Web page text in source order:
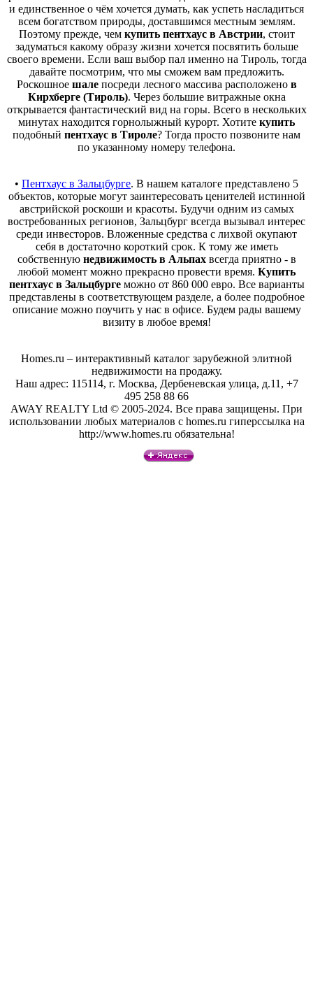
и единственное о чём хочется думать, как успеть насладиться
всем богатством природы, доставшимся местным землям.
Поэтому прежде, чем купить пентхаус в Австрии, стоит
задуматься какому образу жизни хочется посвятить больше
своего времени. Если ваш выбор пал именно на Тироль, тогда
давайте посмотрим, что мы сможем вам предложить.
Роскошное шалепосреди лесного массива расположено в
Кирхберге (Тироль). Через большие витражные окна
открывается фантастический вид на горы. Всего в нескольких
минутах находится горнолыжный курорт. Хотите купить
подобный пентхаус в Тироле? Тогда просто позвоните нам
по указанному номеру телефона.
• Пентхаус в Зальцбурге. В нашем каталоге представлено 5
объектов, которые могут заинтересовать ценителей истинной
австрийской роскоши и красоты. Будучи одним из самых
востребованных регионов, Зальцбург всегда вызывал интерес
среди инвесторов. Вложенные средства с лихвой окупают
себя в достаточно короткий срок. К тому же иметь
собственную недвижимость в Альпахвсегда приятно - в
любой момент можно прекрасно провести время. Купить
пентхаус в Зальцбургеможно от 860 000 евро. Все варианты
представлены в соответствующем разделе, а более подробное
описание можно поучить у нас в офисе. Будем рады вашему
визиту в любое время!
Homes.ru – интерактивный каталог зарубежной элитной
недвижимости на продажу.
Наш адрес: 115114, г. Москва, Дербеневская улица, д.11, +7
495 258 88 66
AWAY REALTY Ltd © 2005-2024. Все права защищены. При
использовании любых материалов с homes.ru гиперссылка на
http://www.homes.ru обязательна!